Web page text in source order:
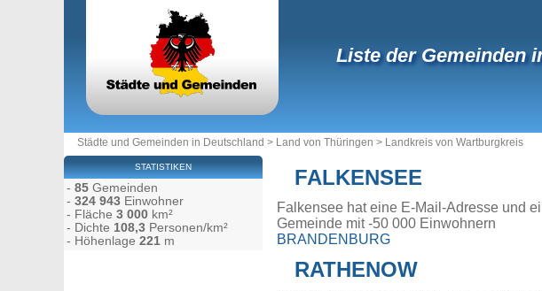
Liste der Gemeinden
Städte und Gemeinden in Deutschland > Land von Thüringen > Landkreis von Wartburgkreis
FALKENSEE
Falkensee hat eine E-Mail-Adresse und
Gemeinde mit -50 000 Einwohnern
BRANDENBURG
RATHENOW
STATISTIKEN
- 85 Gemeinden
- 324 943 Einwohner
- Fläche 3 000 km²
- Dichte 108,3 Personen/km²
- Höhenlage 221 m